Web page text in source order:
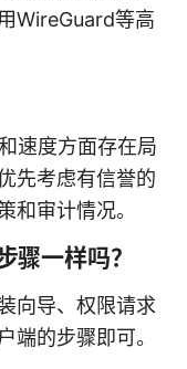
WireGuard等高
速度方面存在局
先考虑有信誉的
和审计情况。
一样吗？
向导、权限请求
端的步骤即可。